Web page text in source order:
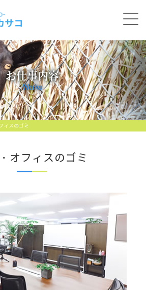
お仕事内容
Works
ィスのゴミ
・オフィスのゴミ